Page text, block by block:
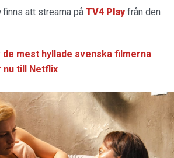
finns att streama på TV4 Playfrån den
de mest hyllade svenska filmerna
nu till Netflix